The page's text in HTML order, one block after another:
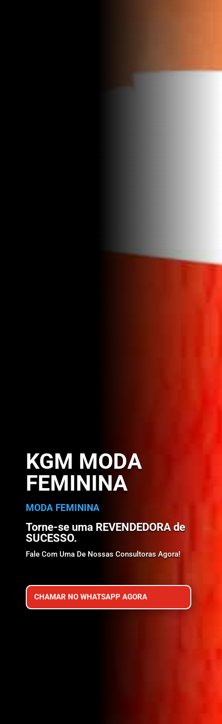
KGM MODA
FEMININA
MODA FEMININA
Torne-se uma REVENDEDORA de
SUCESSO.
Fale Com Uma De Nossas Consultoras Agora!
CHAMAR NO WHATSAPP AGORA